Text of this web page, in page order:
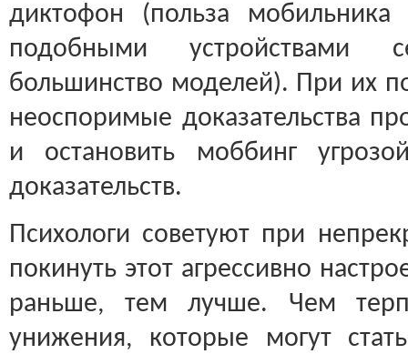
диктофон (польза
подобными устройствами
большинство моделей). При их
неоспоримые доказательства
и остановить моббинг
доказательств.
Психологи советуют при
покинуть этот агрессивно
раньше, тем лучше. Чем
унижения, которые могут